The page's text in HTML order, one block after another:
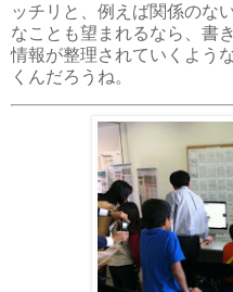
ッチリと、例えば関係のな
なことも望まれるなら、書
情報が整理されていくよう
くんだろうね。